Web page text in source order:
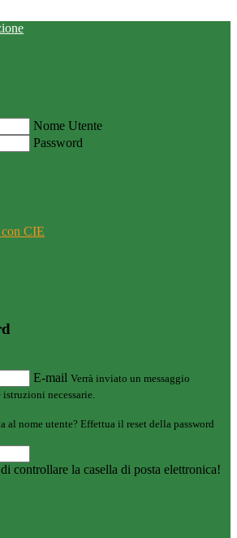
Nome Utente
Password
CIE
E-mail Verrà inviato un messaggio
necessarie.
al nome utente? Effettua il reset della password
controllare la casella di posta elettronica!